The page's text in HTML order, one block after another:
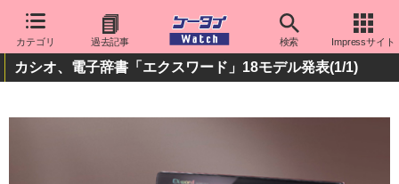
カテゴリ 過去記事 検索 Impressサイト
カシオ、電子辞書「エクスワード」18モデル発表(1/1)